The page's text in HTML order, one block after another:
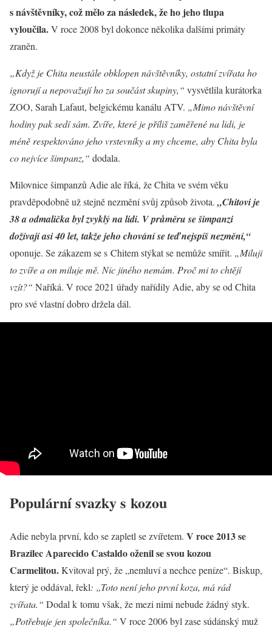
s návštěvníky, což mělo za následek, že ho jeho tlupa
vyloučila.V roce 2008 byl dokonce několika dalšími primáty
zraněn.
„Když je Chita neustále obklopen návštěvníky, ostatní zvířata ho
ignorují a nepovažují ho za součást skupiny,“ vysvětlila kurátorka
ZOO, Sarah Lafaut, belgickému kanálu ATV. „Mimo návštěvní
hodiny pak sedí sám. Zvíře, které je příliš zaměřené na lidi, je
méně respektováno jeho vrstevníky a my chceme, aby Chita byla
co nejvíce šimpanz,“ dodala.
Milovnice šimpanzů Adie ale říká, že Chita ve svém věku
pravděpodobně už stejně nezmění svůj způsob života. „Chitovi je
38 a odmalička byl zvyklý na lidi. V průměru se šimpanzi
dožívají asi 40 let, takže jeho chování se teď nejspíš nezmění,“
oponuje. Se zákazem se s Chitem stýkat se nemůže smířit. „Miluji
to zvíře a on miluje mě. Nic jiného nemám. Proč mi to chtějí
vzít?“ Naříká. V roce 2021 úřady nařídily Adie, aby se od Chita
pro své vlastní dobro držela dál.
Populární svazky s kozou
Adie nebyla první, kdo se zapletl se zvířetem. V roce 2013 se
Brazilec Aparecido Castaldo oženil se svou kozou
Carmelitou.Kvitoval prý, že „nemluví a nechce peníze“. Biskup,
který je oddával, řekl: „Toto není jeho první koza, má rád
zvířata.“ Dodal k tomu však, že mezi nimi nebude žádný styk.
„Potřebuje jen společníka.“ V roce 2006 byl zase súdánský muž